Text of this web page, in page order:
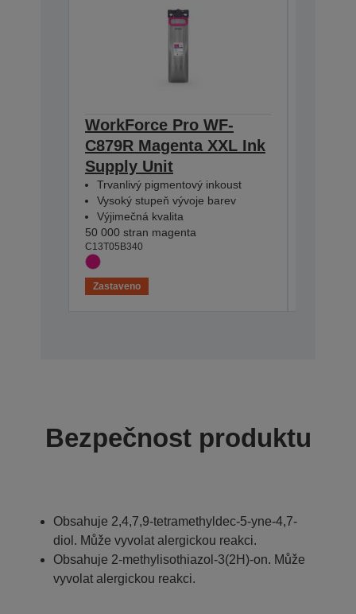
WorkForce Pro WF-
C879R Magenta XXL Ink
Supply Unit
Trvanlivý pigmentový inkoust
Vysoký stupeň vývoje barev
Výjimečná kvalita
50 000 stran magenta
C13T05B340
Zastaveno
Bezpečnost produktu
Obsahuje 2,4,7,9-tetramethyldec-5-yne-4,7-
diol. Může vyvolat alergickou reakci.
Obsahuje 2-methylisothiazol-3(2H)-on. Může
vyvolat alergickou reakci.